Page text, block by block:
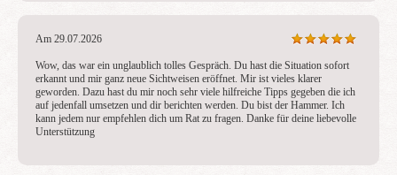
Am 29.07.2026
Wow, das war ein unglaublich tolles Gespräch. Du hast die Situation sofort
erkannt und mir ganz neue Sichtweisen eröffnet. Mir ist vieles klarer
geworden. Dazu hast du mir noch sehr viele hilfreiche Tipps gegeben die ich
auf jedenfall umsetzen und dir berichten werden. Du bist der Hammer. Ich
kann jedem nur empfehlen dich um Rat zu fragen. Danke für deine liebevolle
Unterstützung